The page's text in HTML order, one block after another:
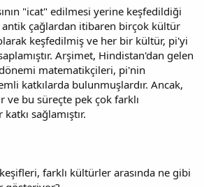
"icat" edilmesi yerine keşfedildiği
antik çağlardan itibaren birçok kültür
keşfedilmiş ve her bir kültür, pi'yi
Arşimet, Hindistan'dan gelen
matematikçileri, pi'nin
katkılarda bulunmuşlardır. Ancak,
bu süreçte pek çok farklı
sağlamıştır.
keşifleri, farklı kültürler arasında ne gibi